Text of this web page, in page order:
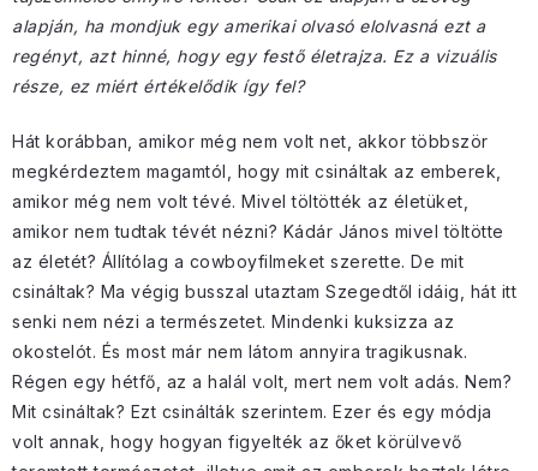
alapján, ha mondjuk egy amerikai olvasó elolvasná ezt a
regényt, azt hinné, hogy egy festő életrajza. Ez a vizuális
része, ez miért értékelődik így fel?
Hát korábban, amikor még nem volt net, akkor többször
megkérdeztem magamtól, hogy mit csináltak az emberek,
amikor még nem volt tévé. Mivel töltötték az életüket,
amikor nem tudtak tévét nézni? Kádár János mivel töltötte
az életét? Állítólag a cowboyfilmeket szerette. De mit
csináltak? Ma végig busszal utaztam Szegedtől idáig, hát itt
senki nem nézi a természetet. Mindenki kuksizza az
okostelót. És most már nem látom annyira tragikusnak.
Régen egy hétfő, az a halál volt, mert nem volt adás. Nem?
Mit csináltak? Ezt csinálták szerintem. Ezer és egy módja
volt annak, hogy hogyan figyelték az őket körülvevő